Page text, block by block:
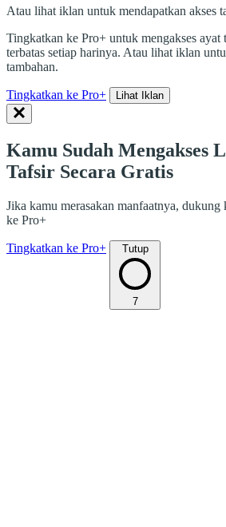
Atau lihat iklan untuk mendapatkan akses
Tingkatkan ke Pro+ untuk mengakses ayat
terbatas setiap harinya. Atau lihat iklan
tambahan.
Tingkatkan ke Pro+ Lihat Iklan
Kamu Sudah Mengakses
Tafsir Secara Gratis
Jika kamu merasakan manfaatnya,
ke Pro+
Tingkatkan ke Pro+ Tutup
7